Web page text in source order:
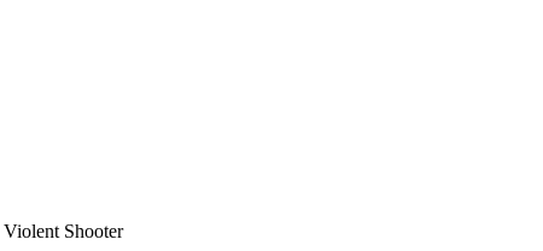
Violent Shooter